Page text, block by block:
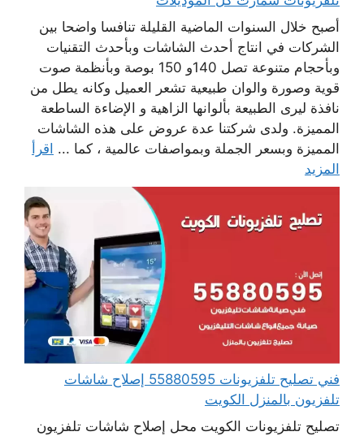
أصبح خلال السنوات الماضية القليلة تنافسا واضحا بين
الشركات في انتاج أحدث الشاشات وبأحدث التقنيات
وبأحجام متنوعة تصل 140و 150 بوصة وبأنظمة صوت
قوية وصورة والوان طبيعية تشعر العميل وكانه يطل من
نافذة ليرى الطبيعة بألوانها الزاهية و الإضاءة الساطعة
المميزة. ولدى شركتنا عدة عروض على هذه الشاشات
المميزة وبسعر الجملة وبمواصفات عالمية ، كما ... اقرأ
المزيد
فني تصليح تلفزيونات 55880595 إصلاح شاشات
تلفزيون بالمنزل الكويت
تصليح تلفزيونات الكويت محل إصلاح شاشات تلفزيون